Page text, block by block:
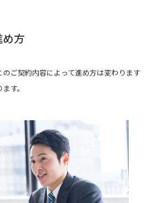
方
ご契約内容によって進め方は変わります
す。